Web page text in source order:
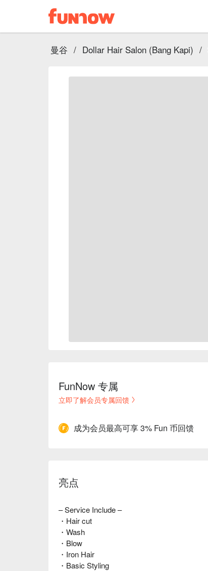
曼谷 / Dollar Hair Salon (Bang Kapi) /
FunNow 专属
立即了解会员专属回馈
成为会员最高可享 3% Fun 币回馈
亮点
– Service Include –
・Hair cut
・Wash
・Blow
・Iron Hair
・Basic Styling